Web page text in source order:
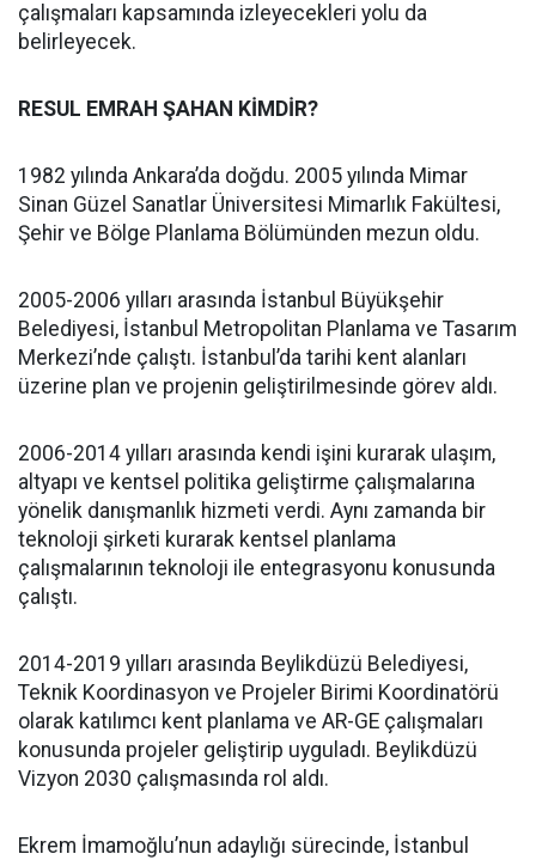
çalışmaları kapsamında izleyecekleri yolu da
belirleyecek.
RESUL EMRAH ŞAHAN KİMDİR?
1982 yılında Ankara’da doğdu. 2005 yılında Mimar
Sinan Güzel Sanatlar Üniversitesi Mimarlık Fakültesi,
Şehir ve Bölge Planlama Bölümünden mezun oldu.
2005-2006 yılları arasında İstanbul Büyükşehir
Belediyesi, İstanbul Metropolitan Planlama ve Tasarım
Merkezi’nde çalıştı. İstanbul’da tarihi kent alanları
üzerine plan ve projenin geliştirilmesinde görev aldı.
2006-2014 yılları arasında kendi işini kurarak ulaşım,
altyapı ve kentsel politika geliştirme çalışmalarına
yönelik danışmanlık hizmeti verdi. Aynı zamanda bir
teknoloji şirketi kurarak kentsel planlama
çalışmalarının teknoloji ile entegrasyonu konusunda
çalıştı.
2014-2019 yılları arasında Beylikdüzü Belediyesi,
Teknik Koordinasyon ve Projeler Birimi Koordinatörü
olarak katılımcı kent planlama ve AR-GE çalışmaları
konusunda projeler geliştirip uyguladı. Beylikdüzü
Vizyon 2030 çalışmasında rol aldı.
Ekrem İmamoğlu’nun adaylığı sürecinde, İstanbul